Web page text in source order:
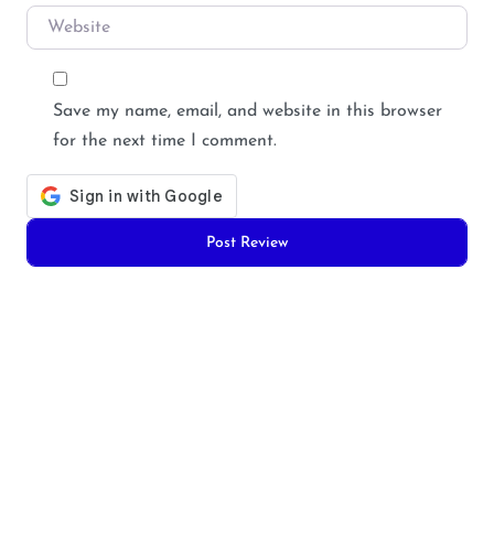
Website
Save my name, email, and website in this browser
for the next time I comment.